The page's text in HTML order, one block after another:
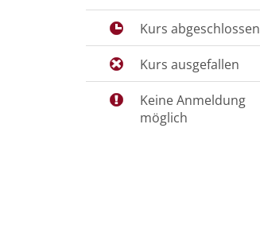
Kurs abgeschlossen
Kurs ausgefallen
Keine Anmeldung
möglich